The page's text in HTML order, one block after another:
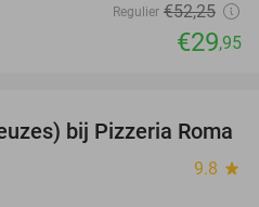
Regulier €52,25
€29,95
36%
bij Pizzeria Roma
9.8 star